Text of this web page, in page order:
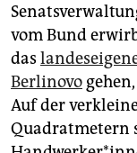
vom Bund
das
Berlinovo
Auf der
Quadratmetern